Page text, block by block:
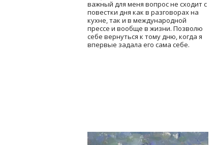
важный для меня вопрос не сходит с
повестки дня как в разговорах на
кухне, так и в международной
прессе и вообще в жизни. Позволю
себе вернуться к тому дню, когда я
впервые задала его сама себе.